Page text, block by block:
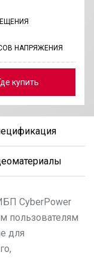
НАПРЯЖЕНИЯ
купить
CyberPower
пользователям
для